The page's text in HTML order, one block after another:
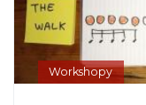
Workshopy